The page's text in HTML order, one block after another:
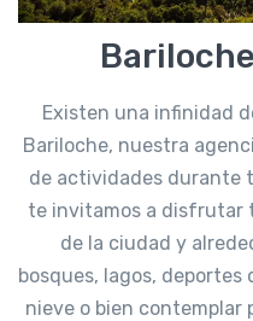
Existen una infinidad
Bariloche, nuestra
de actividades durante
te invitamos a disfrutar
de la ciudad y
bosques, lagos,
nieve o bien contemplar